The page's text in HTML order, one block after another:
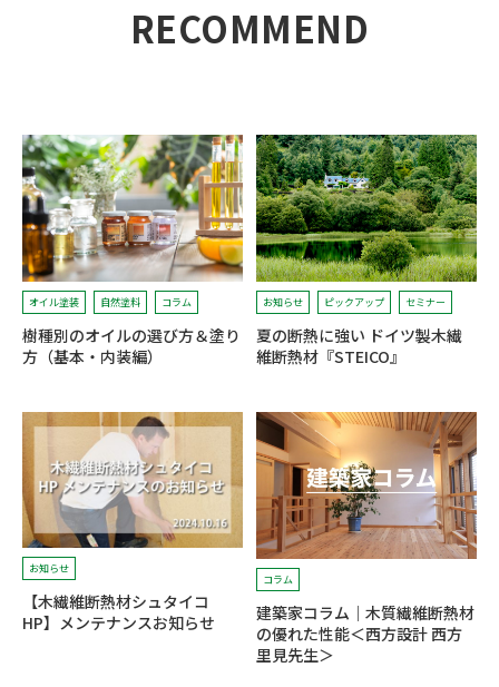
RECOMMEND
オイル塗装 自然塗料 コラム
樹種別のオイルの選び方＆塗り
方（基本・内装編）
お知らせ ピックアップ セミナー
夏の断熱に強い ドイツ製木繊
維断熱材『STEICO』
お知らせ
【木繊維断熱材シュタイコ
HP】メンテナンスお知らせ
コラム
建築家コラム｜木質繊維断熱材
の優れた性能＜西方設計 西方
里見先生＞